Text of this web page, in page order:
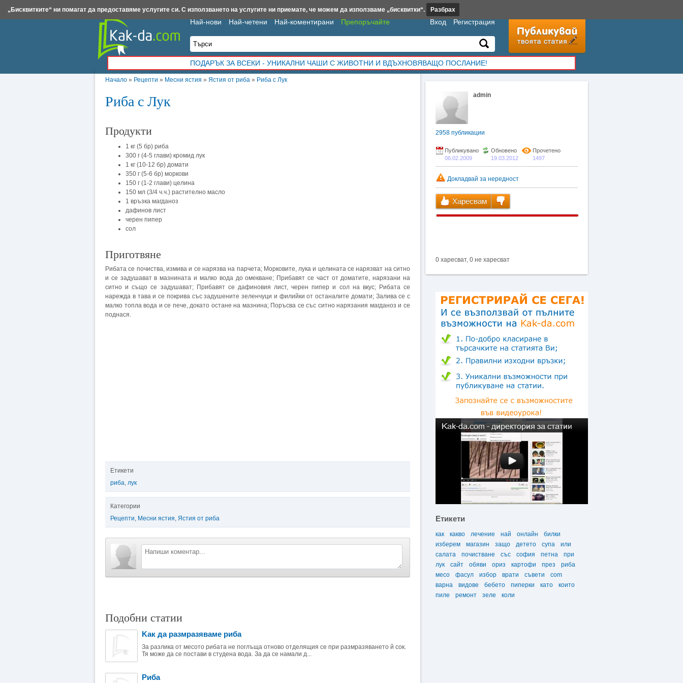
Начало » Рецепти » Месни ястия » Ястия от риба » Риба с Лук
Риба с Лук
Продукти
1 кг (5 бр) риба
300 г (4-5 глави) кромид лук
1 кг (10-12 бр) домати
350 г (5-6 бр) моркови
150 г (1-2 глави) целина
150 мл (3/4 ч.ч.) растително масло
1 връзка магданоз
дафинов лист
черен пипер
сол
Приготвяне
Рибата се почиства, измива и се нарязва на парчета; Морковите, лука и целината се нарязват на ситно
и се задушават в мазнината и малко вода до омекване; Прибавят се част от доматите, нарязани на
ситно и също се задушават; Прибавят се дафиновия лист, черен пипер и сол на вкус; Рибата се
нарежда в тава и се покрива със задушените зеленчуци и филийки от останалите домати; Залива се с
малко топла вода и се пече, докато остане на мазнина; Поръсва се със ситно нарязания магданоз и се
поднася.
Етикети
риба, лук
Категории
Рецепти, Месни ястия, Ястия от риба
Подобни статии
Kак да размразяваме риба
За разлика от месото рибата не поглъща отново отделящия се при размразяването й сок.
Тя може да се постави в студена вода. За да се намали д...
Риба
admin
2958 публикации
Публикувано
06.02.2009
Обновено
19.03.2012
Прочетено
1497
Докладвай за нередност
Харесвам
0 харесват, 0 не харесват
Етикети
как какво лечение най онлайн
билки
изберем
магазин защо детето супа
или
салата
почистване със софия петна
при
лук
сайт обяви ориз картофи през
риба
месо
фасул избор врати съвети
com
варна
видове бебето пиперки като
които
пиле
ремонт зеле коли
Най-нови Най-четени Най-коментирани Препоръчайте Вход Регистрация
ПОДАРЪК ЗА ВСЕКИ - УНИКАЛНИ ЧАШИ С ЖИВОТНИ И ВДЪХНОВЯВАЩО ПОСЛАНИЕ!
Insert.bg Framar.bg Kak-da.com Iztochnik.com BauBau.bg NewAge.bg
„Бисквитките“ ни помагат да предоставяме услугите си. С използването на услугите ни приемате, че можем да използваме „бисквитки“. Разбрах